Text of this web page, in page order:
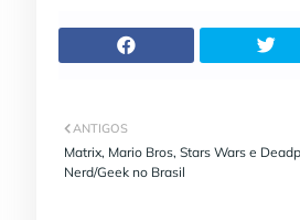
ANTIGOS
Matrix, Mario Bros, Stars Wars e
Nerd/Geek no Brasil